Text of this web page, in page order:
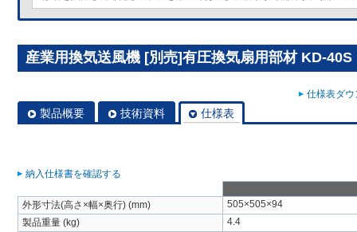
産業用換気送風機 [別売]有圧換気扇用部材 KD-40S
仕様表ダ
製品概要 技術資料 仕様表
納入仕様書を確認する
外形寸法(高さ×幅×奥行) (mm)
505×505×94
製品重量 (kg)
4.4